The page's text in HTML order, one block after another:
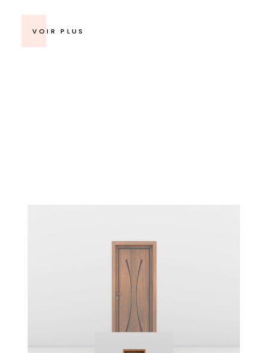
VOIR PLUS